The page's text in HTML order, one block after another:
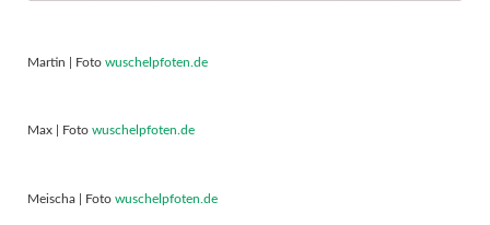
Martin | Foto wuschelpfoten.de
Max | Foto wuschelpfoten.de
Meischa | Foto wuschelpfoten.de